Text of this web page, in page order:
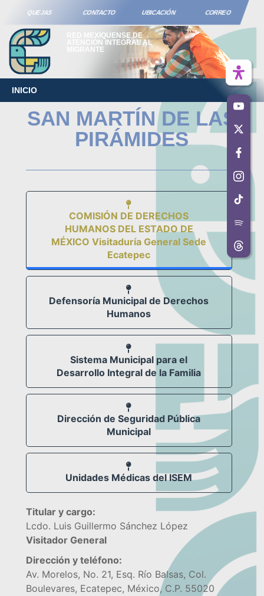
QUEJAS CONTACTO UBICACIÓN CORREO
RED MEXIQUENSE DE
ATENCIÓN INTEGRAL AL
MIGRANTE
INICIO
SAN MARTÍN DE LAS
PIRÁMIDES
COMISIÓN DE DERECHOS
HUMANOS DEL ESTADO DE
MÉXICO Visitaduría General Sede
Ecatepec
Defensoría Municipal de Derechos
Humanos
Sistema Municipal para el
Desarrollo Integral de la Familia
Dirección de Seguridad Pública
Municipal
Unidades Médicas del ISEM
Titular y cargo:
Lcdo. Luis Guillermo Sánchez López
Visitador General
Dirección y teléfono:
Av. Morelos, No. 21, Esq. Río Balsas, Col.
Boulevares, Ecatepec, México, C.P. 55020